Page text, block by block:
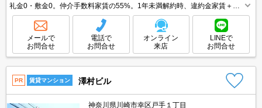
礼金0・敷金0。仲介手数料家賃の55%。1年未満解約時、違約金家賃＋管
理費の１ヶ月分。バス・トイレ別。入居初期費用60,930円プラス家賃・管
理費。8月31日迄の入居に限りフリーレント1ヶ月。
メールで
お問合せ
電話で
お問合せ
オンライン
来店
LINEで
お問合せ
PR 賃貸マンション 澤村ビル
神奈川県川崎市幸区戸手１丁目